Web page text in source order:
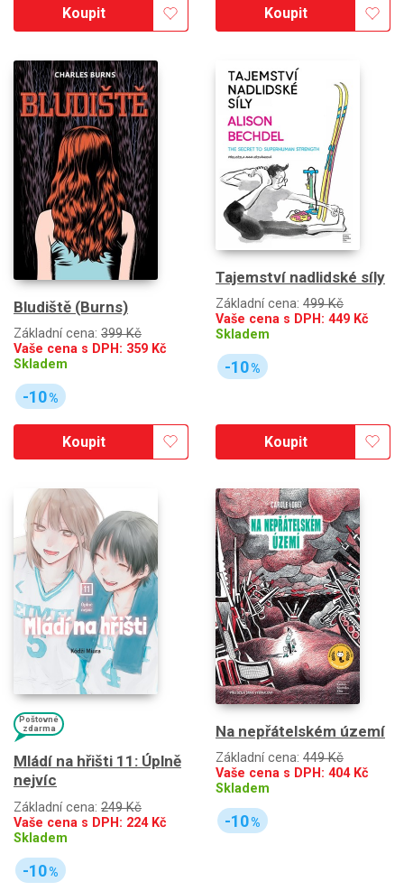
Koupit Koupit
Bludiště (Burns)
Základní cena: 399 Kč
Vaše cena s DPH: 359 Kč
Skladem
-10%
Koupit
Tajemství nadlidské síly
Základní cena: 499 Kč
Vaše cena s DPH: 449 Kč
Skladem
-10%
Koupit
Poštovné
zdarma
Mládí na hřišti 11: Úplně
nejvíc
Základní cena: 249 Kč
Vaše cena s DPH: 224Kč
Skladem
-10%
Na nepřátelském území
Základní cena: 449 Kč
Vaše cena s DPH: 404Kč
Skladem
-10%